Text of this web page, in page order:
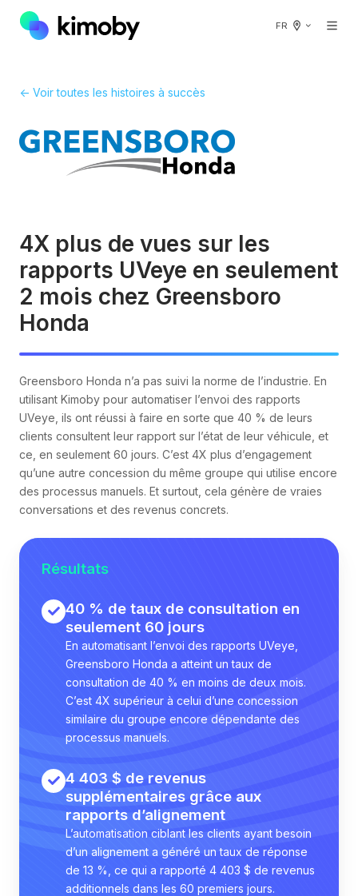
FR
← Voir toutes les histoires à succès
4X plus de vues sur les
rapports UVeye en seulement
2 mois chez Greensboro
Honda
Greensboro Honda n’a pas suivi la norme de l’industrie. En
utilisant Kimoby pour automatiser l’envoi des rapports
UVeye, ils ont réussi à faire en sorte que 40 % de leurs
clients consultent leur rapport sur l’état de leur véhicule, et
ce, en seulement 60 jours. C’est 4X plus d’engagement
qu’une autre concession du même groupe qui utilise encore
des processus manuels. Et surtout, cela génère de vraies
conversations et des revenus concrets.
Résultats
40 % de taux de consultation en
seulement 60 jours
En automatisant l’envoi des rapports UVeye,
Greensboro Honda a atteint un taux de
consultation de 40 % en moins de deux mois.
C’est 4X supérieur à celui d’une concession
similaire du groupe encore dépendante des
processus manuels.
4 403 $ de revenus
supplémentaires grâce aux
rapports d’alignement
L’automatisation ciblant les clients ayant besoin
d’un alignement a généré un taux de réponse
de 13 %, ce qui a rapporté 4 403 $ de revenus
additionnels dans les 60 premiers jours.